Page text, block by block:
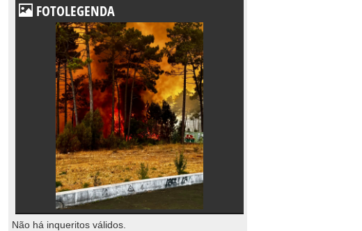
FOTOLEGENDA
Não há inqueritos válidos.